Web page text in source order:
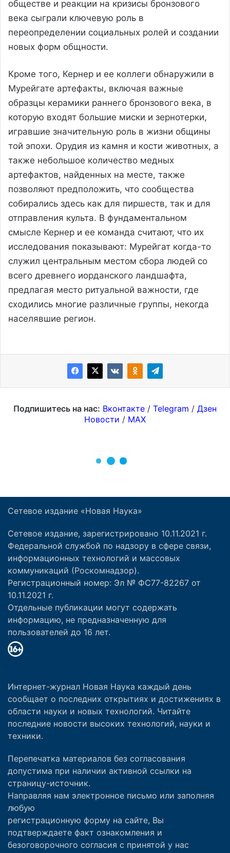
Сетевое издание «Новая Наука»
Сетевое издание, зарегистрировано 10.11.2021 г.
Федеральной службой по надзору в сфере связи,
информационных технологий и массовых
коммуникаций (Роскомнадзор).
Регистрационный номер: Эл № ФС77-82267 от
10.11.2021 г.
Отдельные публикации могут содержать
информацию, не предназначенную для
пользователей до 16 лет.
Интернет-журнал Новая Наука каждый день
сообщает о последних открытиях и достижениях в
области науки и новых технологий. Читайте
последние новости высоких технологий, науки и
техники.
Перепечатка материалов без согласования
допустима при наличии активной ссылки на
страницу-источник.
Направляя нам электронное письмо или заполняя
любую
регистрационную форму на сайте, Вы
подтверждаете факт ознакомления и
безоговорочного согласия с принятой у нас